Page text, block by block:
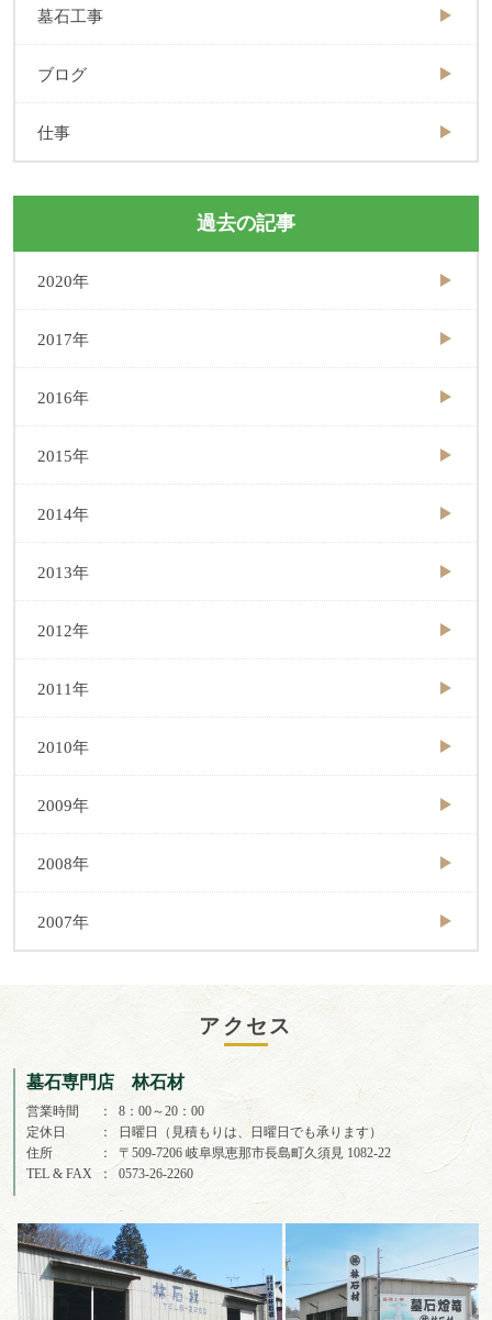
墓石工事
ブログ
仕事
過去の記事
2020年
2017年
2016年
2015年
2014年
2013年
2012年
2011年
2010年
2009年
2008年
2007年
アクセス
墓石専門店 林石材
営業時間
8：00～20：00
定休日
日曜日（見積もりは、日曜日でも承ります）
住所
〒509-7206 岐阜県恵那市長島町久須見 1082-22
TEL & FAX
0573-26-2260